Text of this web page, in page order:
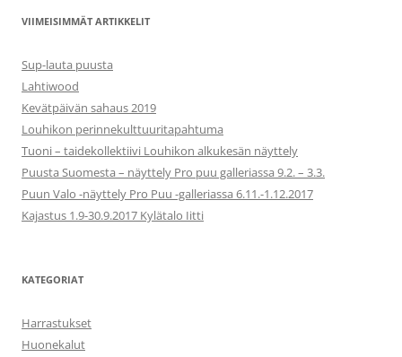
VIIMEISIMMÄT ARTIKKELIT
Sup-lauta puusta
Lahtiwood
Kevätpäivän sahaus 2019
Louhikon perinnekulttuuritapahtuma
Tuoni – taidekollektiivi Louhikon alkukesän näyttely
Puusta Suomesta – näyttely Pro puu galleriassa 9.2. – 3.3.
Puun Valo -näyttely Pro Puu -galleriassa 6.11.-1.12.2017
Kajastus 1.9-30.9.2017 Kylätalo Iitti
KATEGORIAT
Harrastukset
Huonekalut